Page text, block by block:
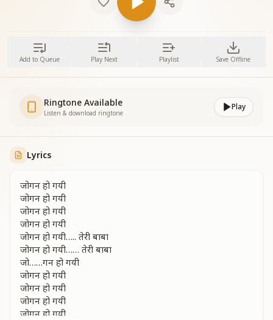
Add to Queue Play Next Playlist Save Offline
Ringtone Available
Listen & download ringtone
Play
Lyrics
जोगन हो गयी
जोगन हो गयी
जोगन हो गयी
जोगन हो गयी
जोगन हो गयी….. तेरी बाबा
जोगन हो गयी…… तेरी बाबा
जो……गन हो गयी
जोगन हो गयी
जोगन हो गयी
जोगन हो गयी
जोगन हो गयी